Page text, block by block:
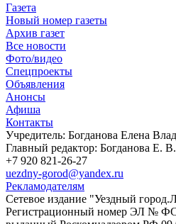
Газета
Новый номер газеты
Архив газет
Все новости
Фото/видео
Спецпроекты
Объявления
Анонсы
Афиша
Контакты
Учредитель: Богданова Елена
Главный редактор: Богданова Е. В.
+7 920 821-26-27
uezdny-gorod@yandex.ru
Рекламодателям
Сетевое издание "Уездный
Регистрационный номер ЭЛ №